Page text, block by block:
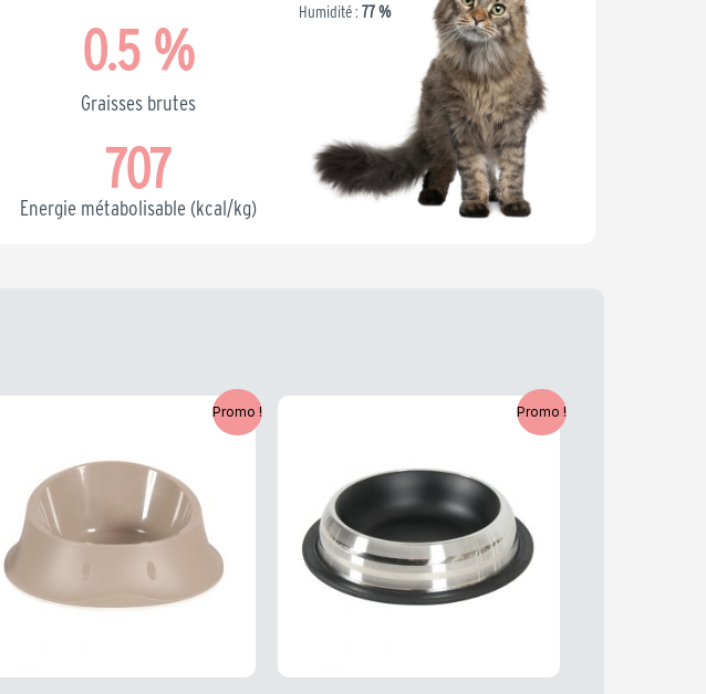
Graisses brutes
0.5 %
Energie métabolisable (kcal/kg)
707
Humidité : 77 %
Promo !
2,39 €.
Promo !
2,95 €.